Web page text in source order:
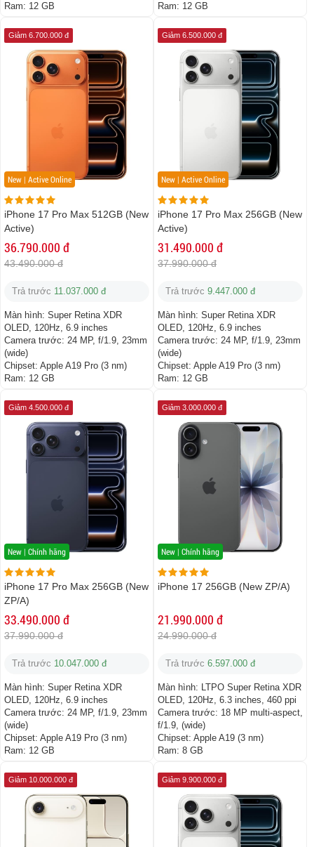
Ram: 12 GB
Ram: 12 GB
New | Active Online
Giảm 6.700.000 đ
iPhone 17 Pro Max 512GB (New
Active)
36.790.000 đ
43.490.000 đ
Trả trước 11.037.000 đ
Màn hình: Super Retina XDR
OLED, 120Hz, 6.9 inches
Camera trước: 24 MP, f/1.9, 23mm
(wide)
Chipset: Apple A19 Pro (3 nm)
Ram: 12 GB
New | Active Online
Giảm 6.500.000 đ
iPhone 17 Pro Max 256GB (New
Active)
31.490.000 đ
37.990.000 đ
Trả trước 9.447.000 đ
Màn hình: Super Retina XDR
OLED, 120Hz, 6.9 inches
Camera trước: 24 MP, f/1.9, 23mm
(wide)
Chipset: Apple A19 Pro (3 nm)
Ram: 12 GB
New | Chính hãng
Giảm 4.500.000 đ
iPhone 17 Pro Max 256GB (New
ZP/A)
33.490.000 đ
37.990.000 đ
Trả trước 10.047.000 đ
Màn hình: Super Retina XDR
OLED, 120Hz, 6.9 inches
Camera trước: 24 MP, f/1.9, 23mm
(wide)
Chipset: Apple A19 Pro (3 nm)
Ram: 12 GB
New | Chính hãng
Giảm 3.000.000 đ
iPhone 17 256GB (New ZP/A)
21.990.000 đ
24.990.000 đ
Trả trước 6.597.000 đ
Màn hình: LTPO Super Retina XDR
OLED, 120Hz, 6.3 inches, 460 ppi
Camera trước: 18 MP multi-aspect,
f/1.9, (wide)
Chipset: Apple A19 (3 nm)
Ram: 8 GB
Giảm 10.000.000 đ Giảm 9.900.000 đ